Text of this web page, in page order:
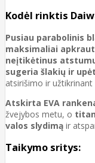
Kodėl rinktis
Pusiau parabolinis
maksimaliai
neįtikėtinus
sugeria šlakių ir
atsirišimo ir užtikrinant
Atskirta EVA
žvejybos metu, o
valos slydimą ir
Taikymo sritys: